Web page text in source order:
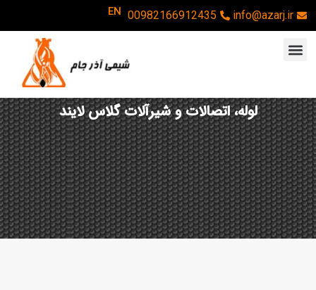
info@azarj.ir
00982166912435
EN
لوله، اتصالات و شیرآلات گلاس لایند